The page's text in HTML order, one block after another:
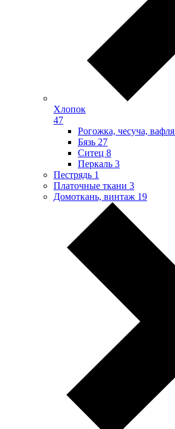
Хлопок
47
Рогожка, чесуча, вафля
Бязь 27
Ситец 8
Перкаль 3
Пестрядь 1
Платочные ткани 3
Домоткань, винтаж 19